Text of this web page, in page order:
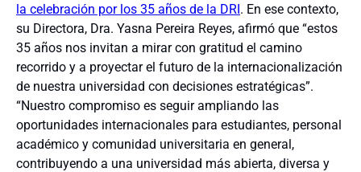
la celebración por los 35 años de la DRI. En ese contexto,
su Directora, Dra. Yasna Pereira Reyes, afirmó que “estos
35 años nos invitan a mirar con gratitud el camino
recorrido y a proyectar el futuro de la internacionalización
de nuestra universidad con decisiones estratégicas”.
“Nuestro compromiso es seguir ampliando las
oportunidades internacionales para estudiantes, personal
académico y comunidad universitaria en general,
contribuyendo a una universidad más abierta, diversa y